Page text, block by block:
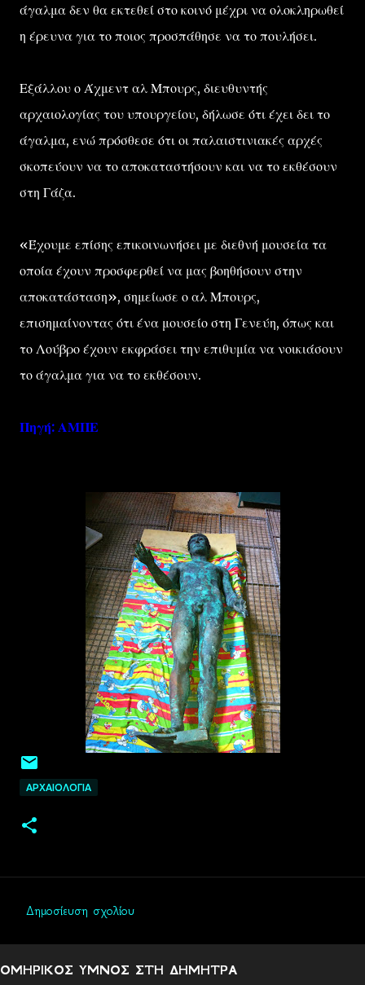
άγαλμα δεν θα εκτεθεί στο κοινό μέχρι να ολοκληρωθεί
η έρευνα για το ποιος προσπάθησε να το πουλήσει.
Εξάλλου ο Άχμεντ αλ Μπουρς, διευθυντής
αρχαιολογίας του υπουργείου, δήλωσε ότι έχει δει το
άγαλμα, ενώ πρόσθεσε ότι οι παλαιστινιακές αρχές
σκοπεύουν να το αποκαταστήσουν και να το εκθέσουν
στη Γάζα.
«Έχουμε επίσης επικοινωνήσει με διεθνή μουσεία τα
οποία έχουν προσφερθεί να μας βοηθήσουν στην
αποκατάσταση», σημείωσε ο αλ Μπουρς,
επισημαίνοντας ότι ένα μουσείο στη Γενεύη, όπως και
το Λούβρο έχουν εκφράσει την επιθυμία να νοικιάσουν
το άγαλμα για να το εκθέσουν.
Πηγή: ΑΜΠΕ
ΑΡΧΑΙΟΛΟΓΙΑ
ό
Δημοσίευση σχολίου
ΟΜΗΡΙΚΟΣ ΥΜΝΟΣ ΣΤΗ ΔΗΜΗΤΡΑ